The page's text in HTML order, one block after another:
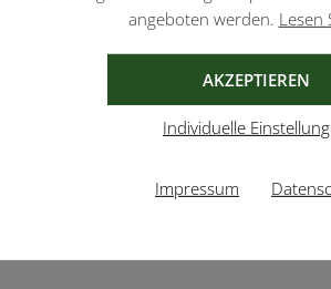
angeboten werden. Lesen
AKZEPTIEREN
Individuelle
Impressum